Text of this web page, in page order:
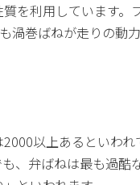
を利用しています
渦巻ばねが走りの動
以上あるといわ
、弁ばねは最も過